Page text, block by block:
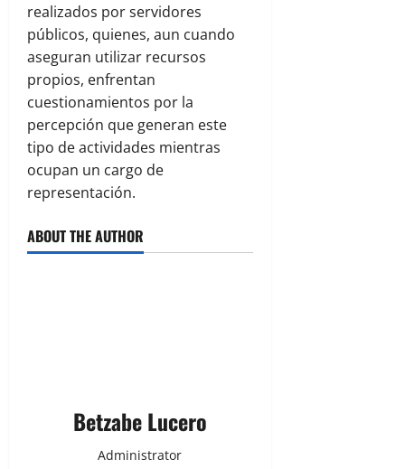
realizados por servidores
públicos, quienes, aun cuando
aseguran utilizar recursos
propios, enfrentan
cuestionamientos por la
percepción que generan este
tipo de actividades mientras
ocupan un cargo de
representación.
ABOUT THE AUTHOR
Betzabe Lucero
Administrator